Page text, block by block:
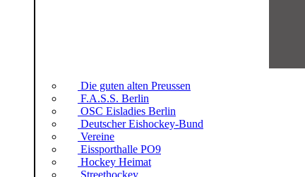
Die guten alten Preussen
F.A.S.S. Berlin
OSC Eisladies Berlin
Deutscher Eishockey-Bund
Vereine
Eissporthalle PO9
Hockey Heimat
Streethockey